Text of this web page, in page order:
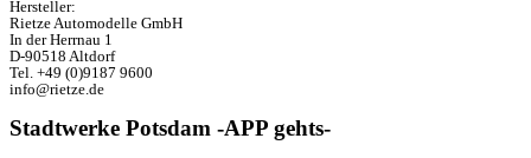
Hersteller:
Rietze Automodelle GmbH
In der Herrnau 1
D-90518 Altdorf
Tel. +49 (0)9187 9600
info@rietze.de
Stadtwerke Potsdam -APP gehts-